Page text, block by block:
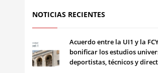
NOTICIAS RECIENTES
Acuerdo entre la UI1 y la
bonificar los estudios
deportistas, técnicos y